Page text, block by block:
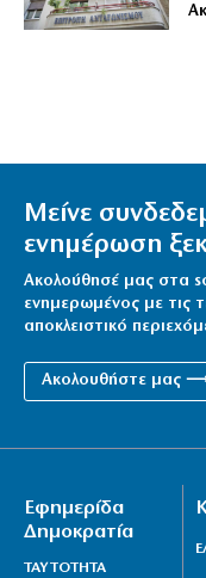
Μείνε
ενημέρωση
Ακολούθησέ μας στα
ενημερωμένος με τις
αποκλειστικό
Ακολουθήστε μας
Εφημερίδα
Δημοκρατία
ΤΑΥΤΟΤΗΤΑ